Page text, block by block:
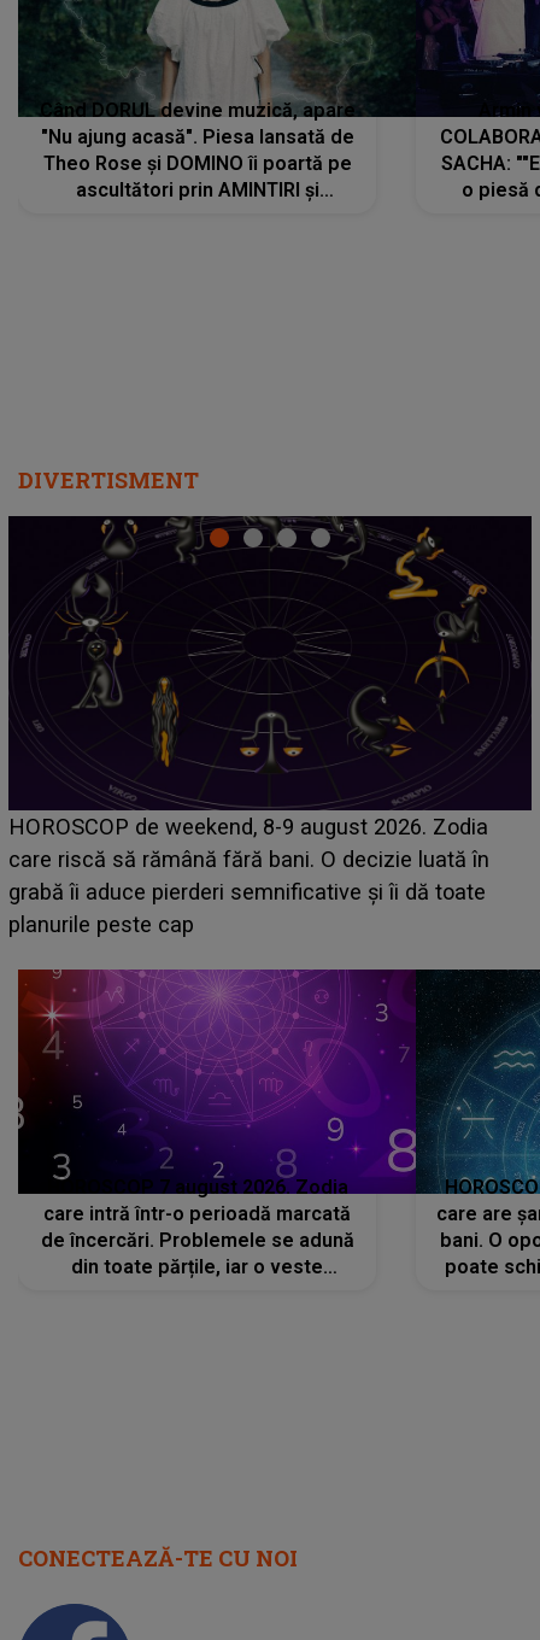
Când DORUL devine muzică, apare
"Nu ajung acasă". Piesa lansată de
Theo Rose și DOMINO îi poartă pe
ascultători prin AMINTIRI și
SACHA:
o piesă
DIVERTISMENT
Emanuel a ținut ACEST DETALIU ASCUNS până
acum! În fața Alexandrei, concurentul din Casa Iubirii
face o MĂRTURISIRE NEAȘTEPTATĂ despre mama
sa: "I-am spus și ei în față, eu nu te iubesc pentru
HOROSCOP 7 august 2026. Zodia
care intră într-o perioadă marcată
de încercări. Problemele se adună
din toate părțile, iar o veste
care are
bani. O
poate
CONECTEAZĂ-TE CU NOI